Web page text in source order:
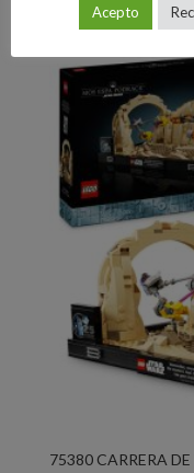
75380 CARRERA
Acepto